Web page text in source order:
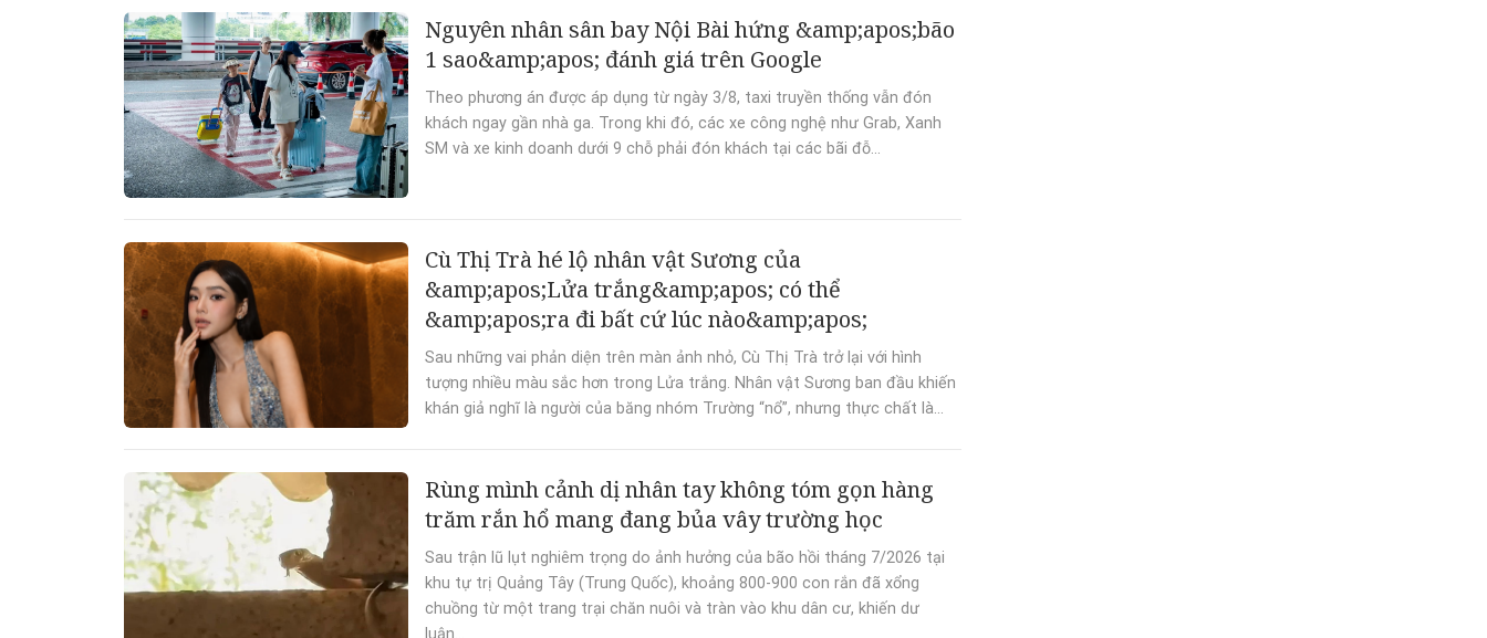
Nguyên nhân sân bay Nội Bài hứng &amp;apos;bão
1 sao&amp;apos; đánh giá trên Google
Theo phương án được áp dụng từ ngày 3/8, taxi truyền thống vẫn đón
khách ngay gần nhà ga. Trong khi đó, các xe công nghệ như Grab, Xanh
SM và xe kinh doanh dưới 9 chỗ phải đón khách tại các bãi đỗ...
Cù Thị Trà hé lộ nhân vật Sương của
&amp;apos;Lửa trắng&amp;apos; có thể
&amp;apos;ra đi bất cứ lúc nào&amp;apos;
Sau những vai phản diện trên màn ảnh nhỏ, Cù Thị Trà trở lại với hình
tượng nhiều màu sắc hơn trong Lửa trắng. Nhân vật Sương ban đầu khiến
khán giả nghĩ là người của băng nhóm Trường “nổ”, nhưng thực chất là...
Rùng mình cảnh dị nhân tay không tóm gọn hàng
trăm rắn hổ mang đang bủa vây trường học
Sau trận lũ lụt nghiêm trọng do ảnh hưởng của bão hồi tháng 7/2026 tại
khu tự trị Quảng Tây (Trung Quốc), khoảng 800-900 con rắn đã xổng
chuồng từ một trang trại chăn nuôi và tràn vào khu dân cư, khiến dư